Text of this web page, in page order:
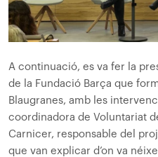
A continuació, es va fer la
de la Fundació Barça que
Blaugranes, amb les
coordinadora de Voluntariat
Carnicer, responsable del
que van explicar d’on va